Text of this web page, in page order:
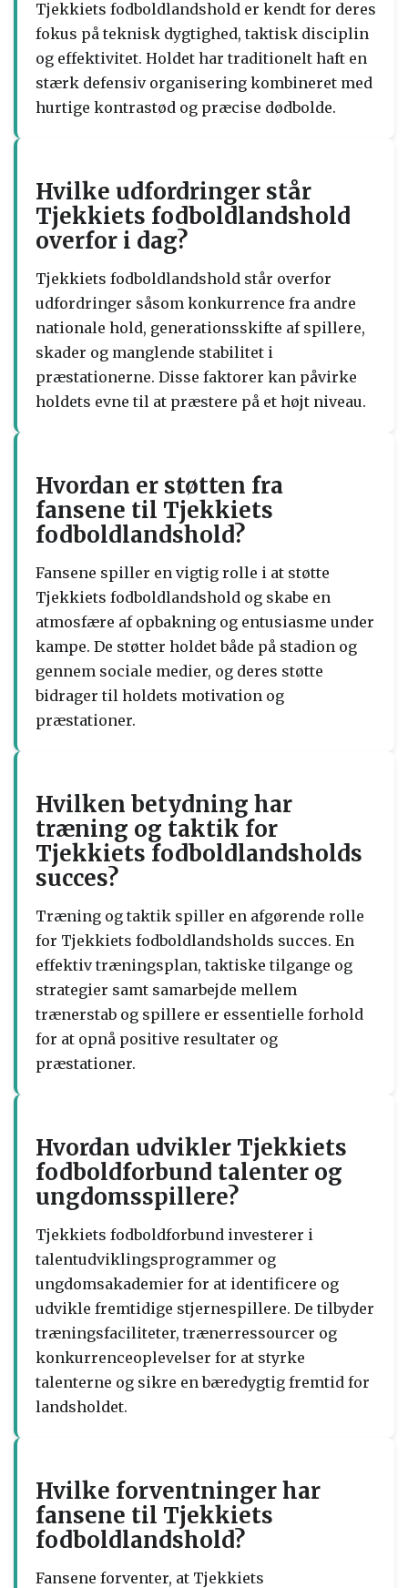
Tjekkiets fodboldlandshold er kendt for deres
fokus på teknisk dygtighed, taktisk disciplin
og effektivitet. Holdet har traditionelt haft en
stærk defensiv organisering kombineret med
hurtige kontrastød og præcise dødbolde.
Hvilke udfordringer står
Tjekkiets fodboldlandshold
overfor i dag?
Tjekkiets fodboldlandshold står overfor
udfordringer såsom konkurrence fra andre
nationale hold, generationsskifte af spillere,
skader og manglende stabilitet i
præstationerne. Disse faktorer kan påvirke
holdets evne til at præstere på et højt niveau.
Hvordan er støtten fra
fansene til Tjekkiets
fodboldlandshold?
Fansene spiller en vigtig rolle i at støtte
Tjekkiets fodboldlandshold og skabe en
atmosfære af opbakning og entusiasme under
kampe. De støtter holdet både på stadion og
gennem sociale medier, og deres støtte
bidrager til holdets motivation og
præstationer.
Hvilken betydning har
træning og taktik for
Tjekkiets fodboldlandsholds
succes?
Træning og taktik spiller en afgørende rolle
for Tjekkiets fodboldlandsholds succes. En
effektiv træningsplan, taktiske tilgange og
strategier samt samarbejde mellem
trænerstab og spillere er essentielle forhold
for at opnå positive resultater og
præstationer.
Hvordan udvikler Tjekkiets
fodboldforbund talenter og
ungdomsspillere?
Tjekkiets fodboldforbund investerer i
talentudviklingsprogrammer og
ungdomsakademier for at identificere og
udvikle fremtidige stjernespillere. De tilbyder
træningsfaciliteter, trænerressourcer og
konkurrenceoplevelser for at styrke
talenterne og sikre en bæredygtig fremtid for
landsholdet.
Hvilke forventninger har
fansene til Tjekkiets
fodboldlandshold?
Fansene forventer, at Tjekkiets